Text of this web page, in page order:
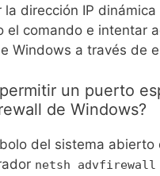
la dirección IP dinámica
el comando e intentar
Windows a través de
un puerto
de Windows?
del sistema abierto
netsh